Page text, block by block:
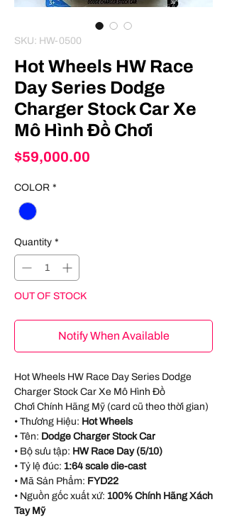
SKU: HW-0500
Hot Wheels HW Race
Day Series Dodge
Charger Stock Car Xe
Mô Hình Đồ Chơi
$59,000.00
COLOR *
Quantity *
OUT OF STOCK
Notify When Available
Hot Wheels HW Race Day Series Dodge
Charger Stock Car Xe Mô Hình Đồ
Chơi Chính Hãng Mỹ (card cũ theo thời gian)
• Thương Hiệu: Hot Wheels
• Tên: Dodge Charger Stock Car
• Bộ sưu tập: HW Race Day (5/10)
• Tỷ lệ đúc: 1:64 scale die-cast
• Mã Sản Phẩm: FYD22
• Nguồn gốc xuất xứ: 100% Chính Hãng Xách
Tay Mỹ